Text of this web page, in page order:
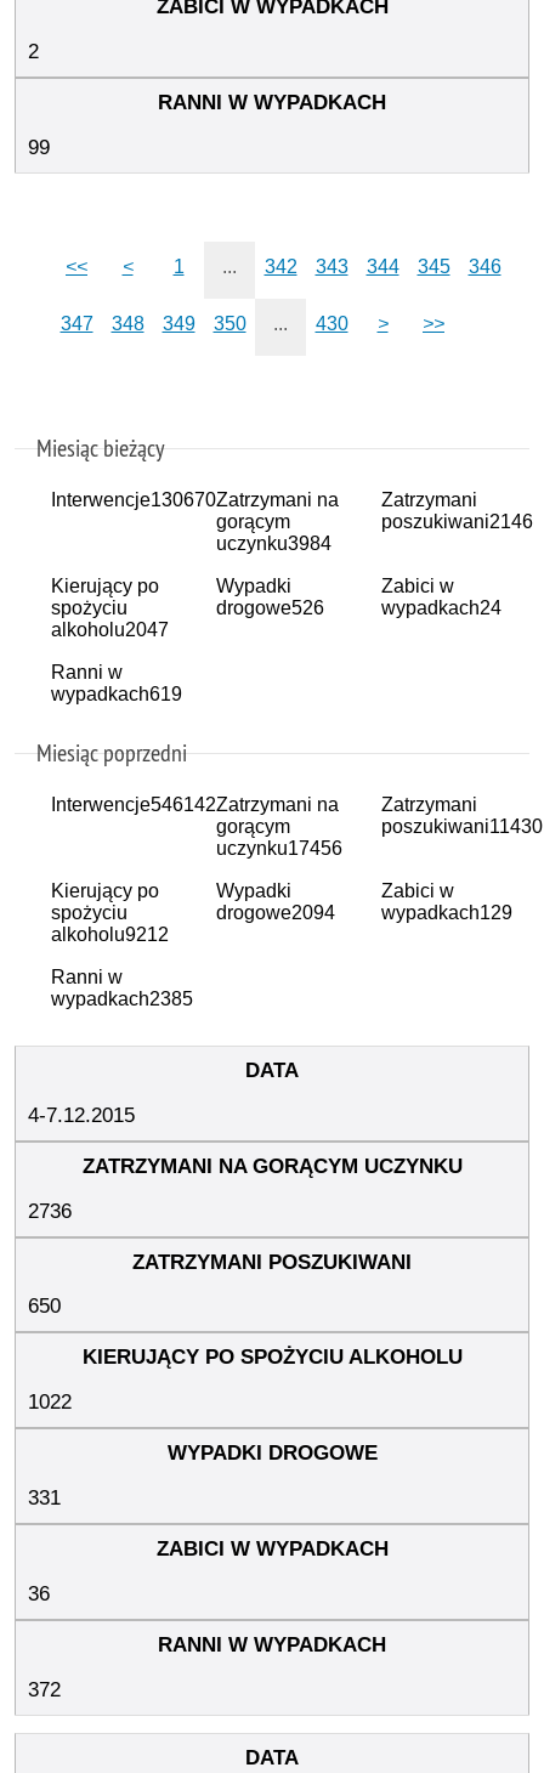
2
99
<< < 1 ... 342 343 344 345 346
347 348 349 350 ... 430 > >>
Miesiąc bieżący
Interwencje130670Zatrzymani na
gorącym
uczynku3984
Zatrzymani
poszukiwani2146
Kierujący po
spożyciu
alkoholu2047
Wypadki
drogowe526
Zabici w
wypadkach24
Ranni w
wypadkach619
Miesiąc poprzedni
Interwencje546142Zatrzymani na
gorącym
uczynku17456
Zatrzymani
poszukiwani11430
Kierujący po
spożyciu
alkoholu9212
Wypadki
drogowe2094
Zabici w
wypadkach129
Ranni w
wypadkach2385
4-7.12.2015
2736
650
1022
331
36
372